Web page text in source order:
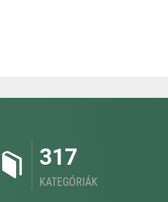
317
KATEGÓRIÁK